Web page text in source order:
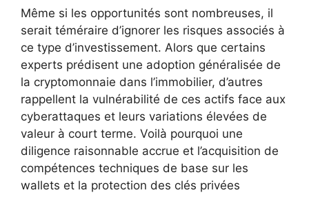
Même si les opportunités sont nombreuses, il
serait téméraire d’ignorer les risques associés à
ce type d’investissement. Alors que certains
experts prédisent une adoption généralisée de
la cryptomonnaie dans l’immobilier, d’autres
rappellent la vulnérabilité de ces actifs face aux
cyberattaques et leurs variations élevées de
valeur à court terme. Voilà pourquoi une
diligence raisonnable accrue et l’acquisition de
compétences techniques de base sur les
wallets et la protection des clés privées